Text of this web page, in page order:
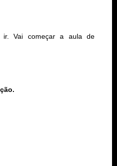
Vai começar a aula de